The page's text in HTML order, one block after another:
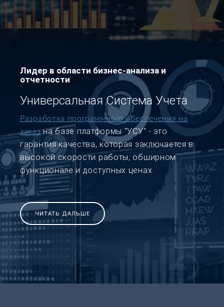
Лидер в области бизнес-анализа и
отчетности
Универсальная Система Учета
Разработка программного обеспечения на
заказна базе платформы "УСУ" - это
гарантия качества, которая заключается в
высокой скорости работы, обширном
функционале и доступных ценах.
ЧИТАТЬ ДАЛЬШЕ